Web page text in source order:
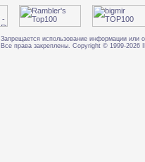
Запрещается использование информации или
Все права закреплены. Copyright © 1999-